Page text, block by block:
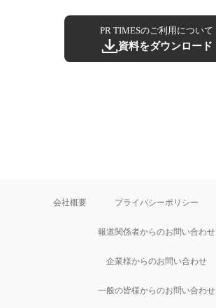
PR TIMESのご利用について
資料をダウンロード
会社概要 プライバシーポリシー
報道関係者からのお問い合わせ
企業様からのお問い合わせ
一般の皆様からのお問い合わせ